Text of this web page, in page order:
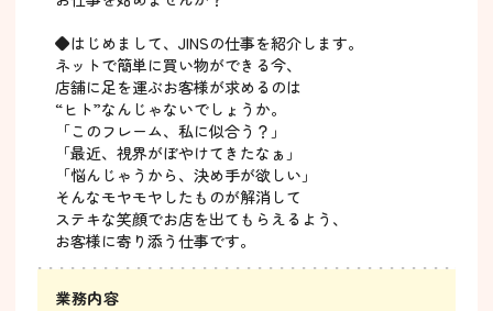
◆はじめまして、JINSの仕事を紹介します。
ネットで簡単に買い物ができる今、
店舗に足を運ぶお客様が求めるのは
“ヒト”なんじゃないでしょうか。
「このフレーム、私に似合う？」
「最近、視界がぼやけてきたなぁ」
「悩んじゃうから、決め手が欲しい」
そんなモヤモヤしたものが解消して
ステキな笑顔でお店を出てもらえるよう、
お客様に寄り添う仕事です。
業務内容